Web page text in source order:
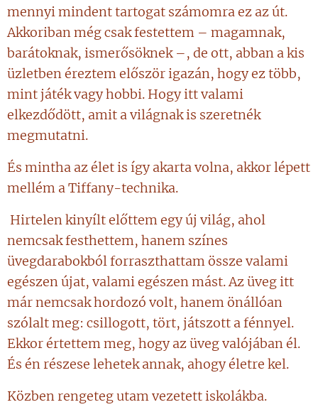
mennyi mindent tartogat számomra ez az út.
Akkoriban még csak festettem – magamnak,
barátoknak, ismerősöknek –, de ott, abban a kis
üzletben éreztem először igazán, hogy ez több,
mint játék vagy hobbi. Hogy itt valami
elkezdődött, amit a világnak is szeretnék
megmutatni.
És mintha az élet is így akarta volna, akkor lépett
mellém a Tiffany-technika.
Hirtelen kinyílt előttem egy új világ, ahol
nemcsak festhettem, hanem színes
üvegdarabokból forraszthattam össze valami
egészen újat, valami egészen mást. Az üveg itt
már nemcsak hordozó volt, hanem önállóan
szólalt meg: csillogott, tört, játszott a fénnyel.
Ekkor értettem meg, hogy az üveg valójában él.
És én részese lehetek annak, ahogy életre kel.
Közben rengeteg utam vezetett iskolákba.